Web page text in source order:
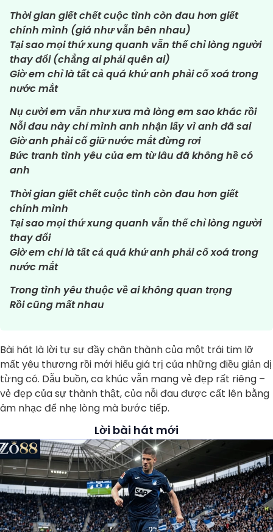
Thời gian giết chết cuộc tình còn đau hơn giết
chính mình (giá như vẫn bên nhau)
Tại sao mọi thứ xung quanh vẫn thế chỉ lòng người
thay đổi (chẳng ai phải quên ai)
Giờ em chỉ là tất cả quá khứ anh phải cố xoá trong
nước mắt
Nụ cười em vẫn như xưa mà lòng em sao khác rồi
Nỗi đau này chỉ mình anh nhận lấy vì anh đã sai
Giờ anh phải cố giữ nước mắt đừng rơi
Bức tranh tình yêu của em từ lâu đã không hề có
anh
Thời gian giết chết cuộc tình còn đau hơn giết
chính mình
Tại sao mọi thứ xung quanh vẫn thế chỉ lòng người
thay đổi
Giờ em chỉ là tất cả quá khứ anh phải cố xoá trong
nước mắt
Trong tình yêu thuộc về ai không quan trọng
Rồi cũng mất nhau
Bài hát là lời tự sự đầy chân thành của một trái tim lỡ
mất yêu thương rồi mới hiểu giá trị của những điều giản dị
từng có. Dẫu buồn, ca khúc vẫn mang vẻ đẹp rất riêng –
vẻ đẹp của sự thành thật, của nỗi đau được cất lên bằng
âm nhạc để nhẹ lòng mà bước tiếp.
Lời bài hát mới